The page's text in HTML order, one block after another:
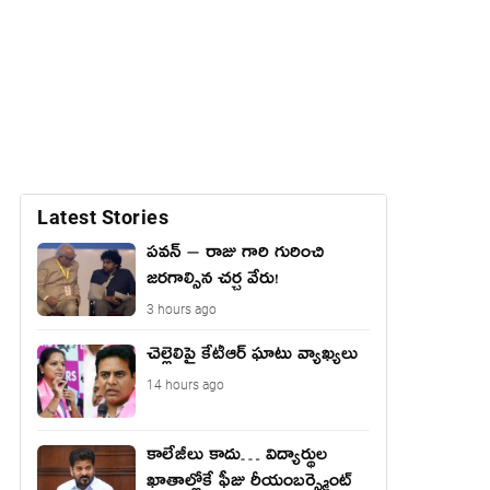
Latest Stories
పవన్ – రాజు గారి గురించి
జరగాల్సిన చర్చ వేరు!
3 hours ago
చెల్లెలిపై కేటీఆర్ ఘాటు వ్యాఖ్యలు
14 hours ago
కాలేజీలు కాదు… విద్యార్థుల